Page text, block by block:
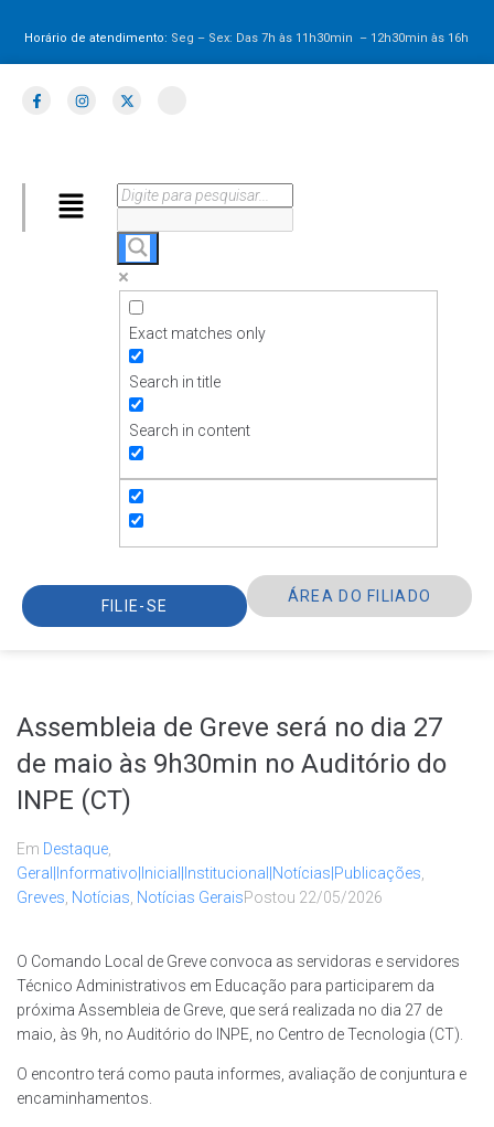
Horário de atendimento: Seg – Sex: Das 7h às 11h30min – 12h30minàs 16h
Exact matches only
Search in title
Search in content
FILIE-SE
ÁREA DO FILIADO
Assembleia de Greve será no dia 27
de maio às 9h30min no Auditório do
INPE (CT)
Em Destaque
Geral|Informativo|Inicial|Institucional|Notícias|Publicações
Greves Notícias Notícias GeraisPostou 22/05/2026
O Comando Local de Greve convoca as servidoras e servidores
Técnico Administrativos em Educação para participarem da
próxima Assembleia de Greve, que será realizada no dia 27 de
maio, às 9h, no Auditório do INPE, no Centro de Tecnologia (CT).
O encontro terá como pauta informes, avaliação de conjuntura e
encaminhamentos.